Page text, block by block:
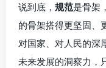
说到底， 规范是骨架
的骨架搭得更坚固、
对国家、对人民的深
未来发展的洞察力，